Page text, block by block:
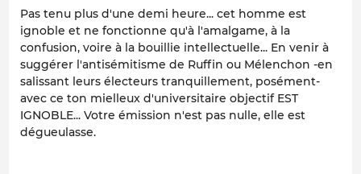
Pas tenu plus d'une demi heure... cet homme est
ignoble et ne fonctionne qu'à l'amalgame, à la
confusion, voire à la bouillie intellectuelle... En venir à
suggérer l'antisémitisme de Ruffin ou Mélenchon -en
salissant leurs électeurs tranquillement, posément-
avec ce ton mielleux d'universitaire objectif EST
IGNOBLE... Votre émission n'est pas nulle, elle est
dégueulasse.